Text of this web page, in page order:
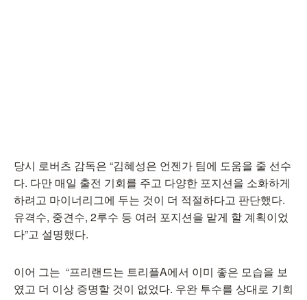
당시 로버츠 감독은 “김혜성은 언젠가 팀에 도움을 줄 선수
다. 다만 매일 출전 기회를 주고 다양한 포지션을 소화하게
하려고 마이너리그에 두는 것이 더 적절하다고 판단했다.
유격수, 중견수, 2루수 등 여러 포지션을 맡게 할 계획이었
다”고 설명했다.
이어 그는 “프리랜드는 트리플A에서 이미 좋은 모습을 보
였고 더 이상 증명할 것이 없었다. 우완 투수를 상대로 기회